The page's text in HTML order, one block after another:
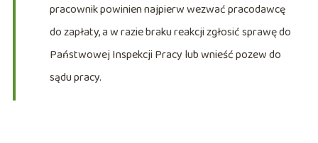
pracownik powinien najpierw wezwać pracodawcę
do zapłaty, a w razie braku reakcji zgłosić sprawę do
Państwowej Inspekcji Pracy lub wnieść pozew do
sądu pracy.